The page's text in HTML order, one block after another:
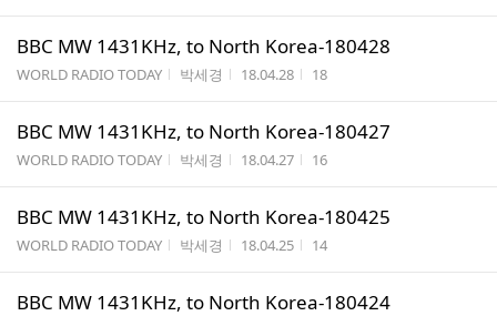
BBC MW 1431KHz, to North Korea-180428
게시판명
WORLD RADIO TODAY 작성자
박세경 작성시간
18.04.28 조회수
18
BBC MW 1431KHz, to North Korea-180427
게시판명
WORLD RADIO TODAY 작성자
박세경 작성시간
18.04.27 조회수
16
BBC MW 1431KHz, to North Korea-180425
게시판명
WORLD RADIO TODAY 작성자
박세경 작성시간
18.04.25 조회수
14
BBC MW 1431KHz, to North Korea-180424